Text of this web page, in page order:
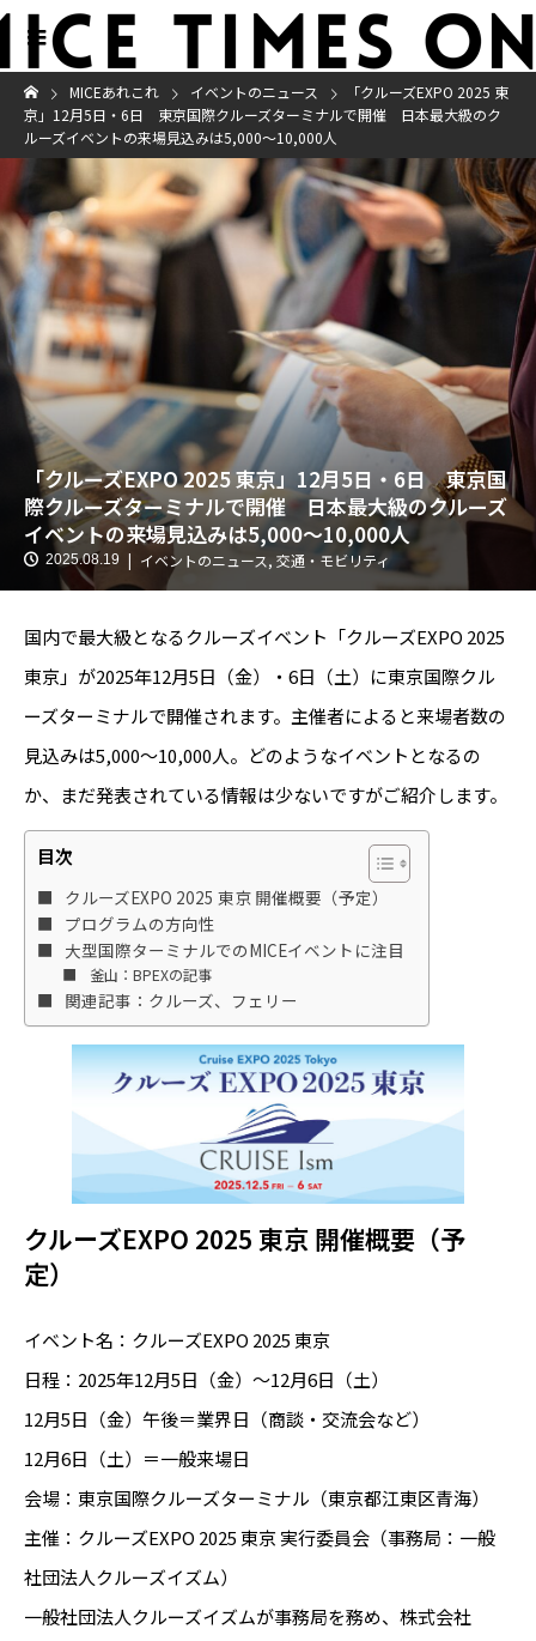
MICEあれこれ イベントのニュース
「クルーズEXPO 2025 東
京」12月5日・6日 東京国際クルーズターミナルで開催 日本最大級のク
ルーズイベントの来場見込みは5,000〜10,000人
「クルーズEXPO 2025 東京」12月5日・6日 東京国
際クルーズターミナルで開催 日本最大級のクルーズ
イベントの来場見込みは5,000〜10,000人
2025.08.19 イベントのニュース, 交通・モビリティ
国内で最大級となるクルーズイベント「クルーズEXPO 2025
東京」が2025年12月5日（金）・6日（土）に東京国際クル
ーズターミナルで開催されます。主催者によると来場者数の
見込みは5,000〜10,000人。どのようなイベントとなるの
か、まだ発表されている情報は少ないですがご紹介します。
目次
クルーズEXPO 2025 東京 開催概要（予定）
プログラムの方向性
大型国際ターミナルでのMICEイベントに注目
釜山：BPEXの記事
関連記事：クルーズ、フェリー
クルーズEXPO 2025 東京 開催概要（予
定）
イベント名：クルーズEXPO 2025 東京
日程：2025年12月5日（金）〜12月6日（土）
12月5日（金）午後＝業界日（商談・交流会など）
12月6日（土）＝一般来場日
会場：東京国際クルーズターミナル（東京都江東区青海）
主催：クルーズEXPO 2025 東京 実行委員会（事務局：一般
社団法人クルーズイズム）
一般社団法人クルーズイズムが事務局を務め、株式会社